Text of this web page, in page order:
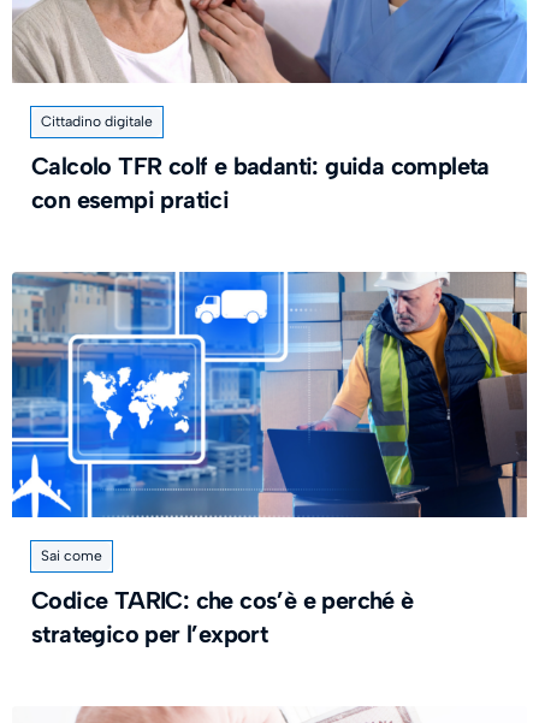
Cittadino digitale
Calcolo TFR colf e badanti: guida completa
con esempi pratici
Sai come
Codice TARIC: che cos’è e perché è
strategico per l’export